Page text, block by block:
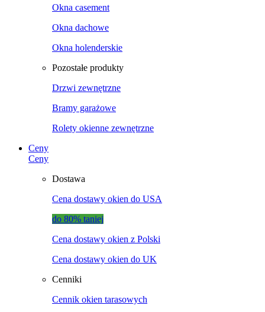
Okna casement
Okna dachowe
Okna holenderskie
Pozostałe produkty
Drzwi zewnętrzne
Bramy garażowe
Rolety okienne zewnętrzne
Ceny
Ceny
Dostawa
Cena dostawy okien do USA
do 80% taniej
Cena dostawy okien z Polski
Cena dostawy okien do UK
Cenniki
Cennik okien tarasowych